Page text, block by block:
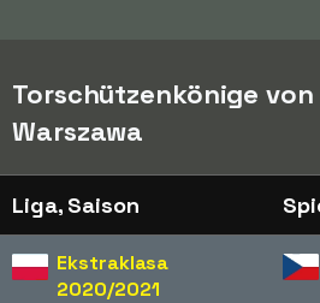
Torschützenkönige von
Warszawa
Liga, Saison
Ekstraklasa
2020/2021